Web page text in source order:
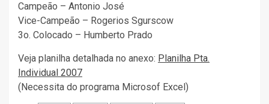
Campeão – Antonio José
Vice-Campeão – Rogerios Sgurscow
3o. Colocado – Humberto Prado
Veja planilha detalhada no anexo: Planilha Pta.
Individual 2007
(Necessita do programa Microsof Excel)